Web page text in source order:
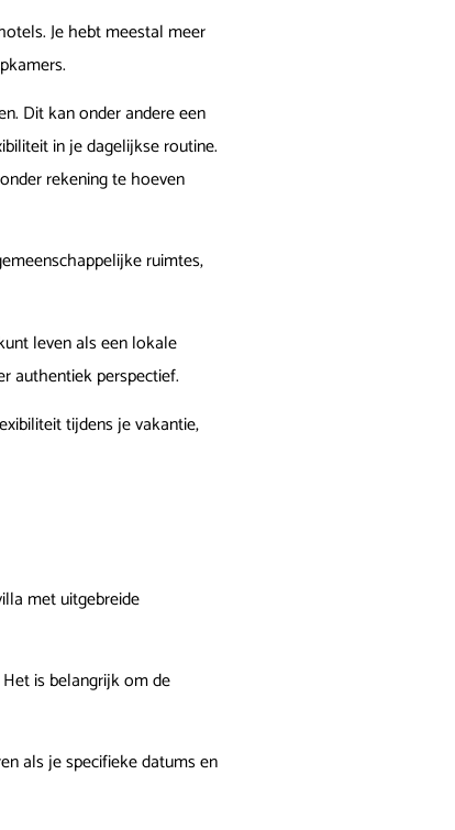
Je hebt meestal meer
Dit kan onder andere een
in je dagelijkse routine.
rekening te hoeven
ruimtes,
leven als een lokale
authentiek perspectief.
tijdens je vakantie,
met uitgebreide
is belangrijk om de
als je specifieke datums en